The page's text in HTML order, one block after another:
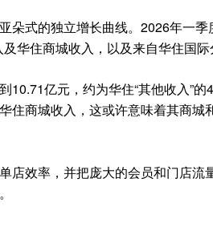
式的独立增长曲线。2026年一季
华住商城收入，以及来自华住国际
亿元，约为华住“其他收入”
住商城收入，这或许意味着其商城
店效率，并把庞大的会员和门店流